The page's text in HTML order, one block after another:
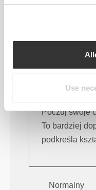
Use
Poczuj swoje
To bardziej
podkreśla
Normalny